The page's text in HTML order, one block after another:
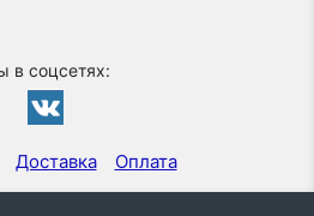
в соцсетях:
Доставка Оплата